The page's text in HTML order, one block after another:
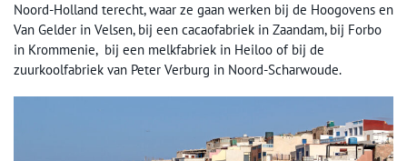
Noord-Holland terecht, waar ze gaan werken bij de Hoogovens en
Van Gelder in Velsen, bij een cacaofabriek in Zaandam, bij Forbo
in Krommenie, bij een melkfabriek in Heiloo of bij de
zuurkoolfabriek van Peter Verburg in Noord-Scharwoude.